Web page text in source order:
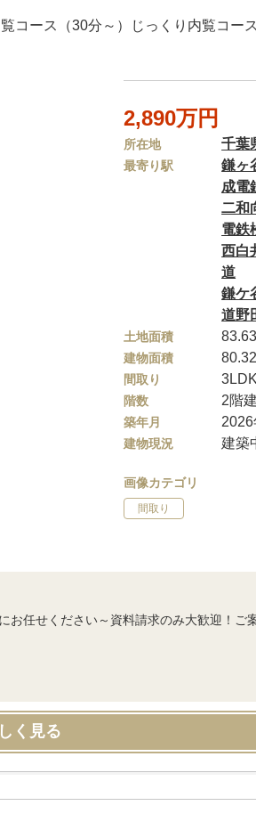
コース（30分～）じっくり内覧コー
2,890万円
所在地 千葉
最寄り駅 鎌ヶ
成電
二和
電鉄
西白
道
鎌ケ
道野
土地面積
建物面積
間取り 3LDK
階数 2階
築年月 2026
建物現況 建築
画像カテゴリ
間取り
任せください～資料請求のみ大歓迎！ご
く見る